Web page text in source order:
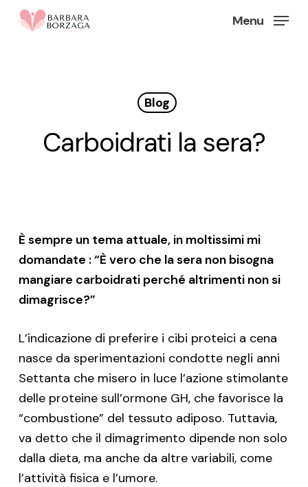
Skip
Menu
Blog
Carboidrati la sera?
È sempre un tema attuale, in moltissimi mi
domandate : “È vero che la sera non bisogna
mangiare carboidrati perché altrimenti non si
dimagrisce?”
L’indicazione di preferire i cibi proteici a cena
nasce da sperimentazioni condotte negli anni
Settanta che misero in luce l’azione stimolante
delle proteine sull’ormone GH, che favorisce la
“combustione” del tessuto adiposo. Tuttavia,
va detto che il dimagrimento dipende non solo
dalla dieta, ma anche da altre variabili, come
l’attività fisica e l’umore.